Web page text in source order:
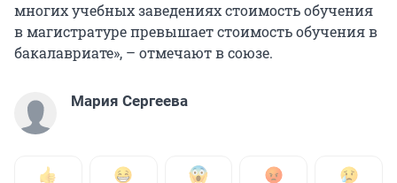
многих учебных заведениях стоимость обучения
в магистратуре превышает стоимость обучения в
бакалавриате», – отмечают в союзе.
Мария Сергеева